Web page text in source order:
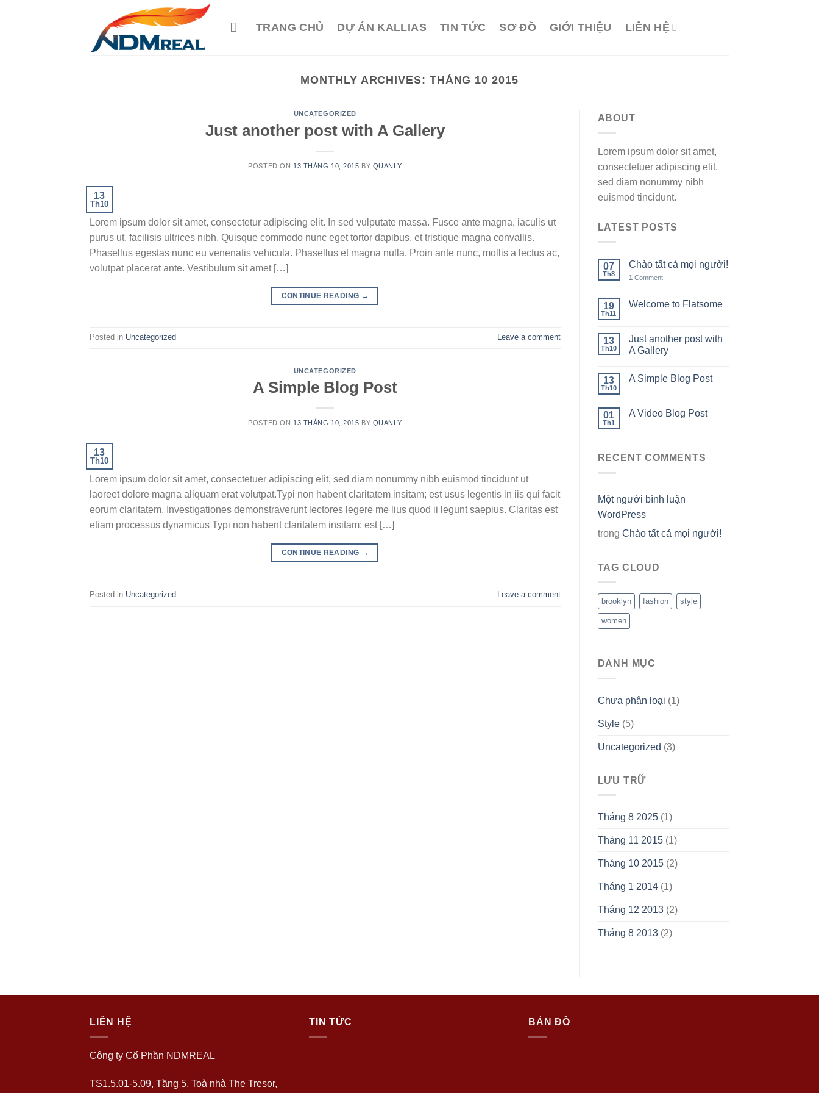
TRANG CHỦ DỰ ÁN KALLIAS TIN TỨC SƠ ĐỒ GIỚI THIỆU LIÊN HỆ
MONTHLY ARCHIVES: THÁNG 10 2015
UNCATEGORIZED
Just another post with A Gallery
POSTED ON 13 THÁNG 10, 2015 BY QUANLY
13
Th10
Lorem ipsum dolor sit amet, consectetur adipiscing elit. In sed vulputate massa. Fusce ante magna, iaculis ut
purus ut, facilisis ultrices nibh. Quisque commodo nunc eget tortor dapibus, et tristique magna convallis.
Phasellus egestas nunc eu venenatis vehicula. Phasellus et magna nulla. Proin ante nunc, mollis a lectus ac,
volutpat placerat ante. Vestibulum sit amet […]
CONTINUE READING →
Posted in Uncategorized Leave a comment
UNCATEGORIZED
A Simple Blog Post
POSTED ON 13 THÁNG 10, 2015 BY QUANLY
13
Th10
Lorem ipsum dolor sit amet, consectetuer adipiscing elit, sed diam nonummy nibh euismod tincidunt ut
laoreet dolore magna aliquam erat volutpat.Typi non habent claritatem insitam; est usus legentis in iis qui facit
eorum claritatem. Investigationes demonstraverunt lectores legere me lius quod ii legunt saepius. Claritas est
etiam processus dynamicus Typi non habent claritatem insitam; est […]
CONTINUE READING →
Posted in Uncategorized Leave a comment
ABOUT
Lorem ipsum dolor sit amet,
consectetuer adipiscing elit,
sed diam nonummy nibh
euismod tincidunt.
LATEST POSTS
07
Th8
Chào tất cả mọi người!
1 Comment
19
Th11
Welcome to Flatsome
13
Th10
Just another post with
A Gallery
13
Th10
A Simple Blog Post
01
Th1
A Video Blog Post
RECENT COMMENTS
Một người bình luận
WordPress
trong Chào tất cả mọi người!
TAG CLOUD
brooklyn fashion style
women
DANH MỤC
Chưa phân loại (1)
Style(5)
Uncategorized (3)
LƯU TRỮ
Tháng 8 2025(1)
Tháng 11 2015(1)
Tháng 10 2015(2)
Tháng 1 2014(1)
Tháng 12 2013(2)
Tháng 8 2013(2)
LIÊN HỆ
Công ty Cổ Phần NDMREAL
TS1.5.01-5.09, Tầng 5, Toà nhà The Tresor,
TIN TỨC BẢN ĐỒ